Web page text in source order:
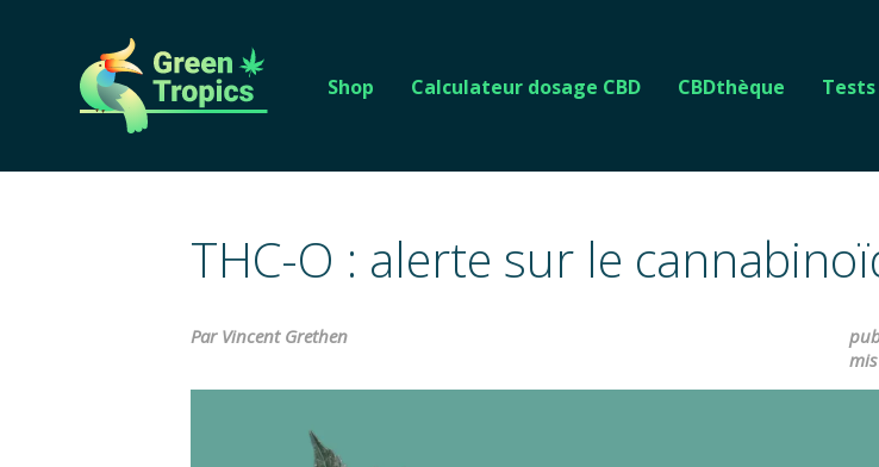
Shop Calculateur dosage CBD CBDthèque
THC-O : alerte sur le
Par Vincent Grethen